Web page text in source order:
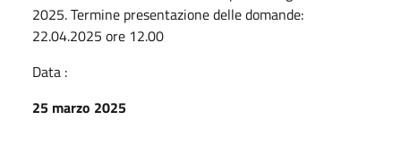
2025. Termine presentazione delle domande:
22.04.2025 ore 12.00
Data :
25 marzo 2025